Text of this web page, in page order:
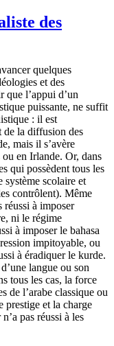
des
quelques
et des
l’appui d’un
puissante, ne suffit
: il est
de la diffusion des
mais il s’avère
ou en Irlande. Or, dans
qui possèdent tous les
scolaire et
contrôlent). Même
réussi à imposer
ni le régime
à imposer le bahasa
impitoyable, ou
à éradiquer le kurde.
langue ou son
tous les cas, la force
de l’arabe classique ou
prestige et la charge
pas réussi à les